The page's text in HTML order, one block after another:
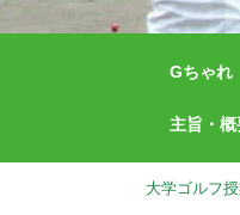
Gちゃれ
主旨・概
大学ゴルフ